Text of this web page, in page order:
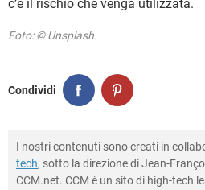
c’è il rischio che venga utilizzata.
Foto: © Unsplash.
Condividi
I nostri contenuti sono creati in
tech, sotto la direzione di Jean-
CCM.net. CCM è un sito di high-tech